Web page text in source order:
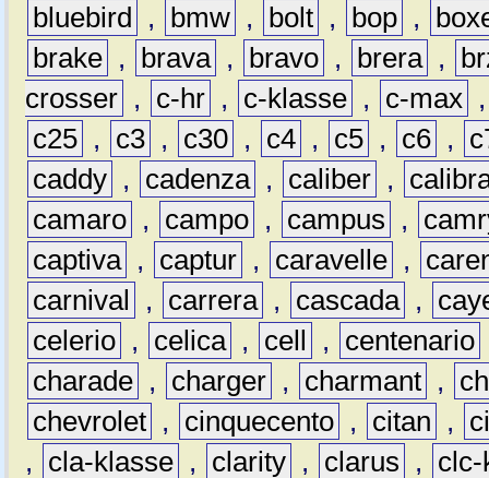
bluebird
, bmw , bolt , bop ,
brake , brava , bravo , brera ,
crosser , c-hr , c-klasse , c-max
c25 , c3 , c30 , c4 , c5 , c6 ,
caddy , cadenza , caliber ,
camaro , campo , campus ,
captiva , captur , caravelle ,
carnival
, carrera , cascada ,
celerio , celica , cell , centenario
charade , charger , charmant ,
chevrolet , cinquecento , citan ,
,
cla-klasse , clarity , clarus ,
clc-